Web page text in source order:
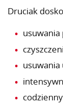
Druciak
usuwania